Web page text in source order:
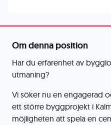
Om denna position
Har du erfarenhet av
utmaning?
Vi söker nu en engagerad
ett större byggprojekt i
möjligheten att spela en